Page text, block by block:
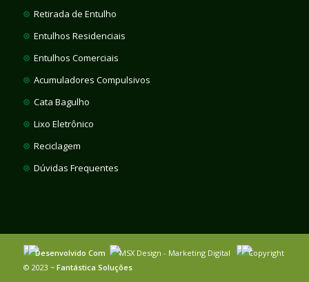
Retirada de Entulho
Entulhos Residenciais
Entulhos Comerciais
Acumuladores Compulsivos
Cata Bagulho
Lixo Eletrônico
Reciclagem
Dúvidas Frequentes
Desenvolvido Com MSX Design - Marketing Digital
Copyright
© 2023 ~ Fantástica Soluções